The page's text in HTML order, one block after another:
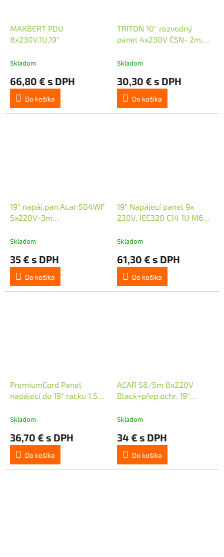
MAXBERT PDU
8x230V,1U,19''
Skladom
66,80 € s DPH
Do košíka
TRITON 10" rozvodný
panel 4x230V ČSN- 2m,
Skladom
30,30 € s DPH
Do košíka
19" napáj.pan.Acar 504WF
5x220V-3m
Skladom
35 € s DPH
Do košíka
19" Napájecí panel 9x
230V, IEC320 C14 1U M6
Skladom
61,30 € s DPH
Do košíka
PremiumCord Panel
napájecí do 19" racku 1.5U,
Skladom
36,70 € s DPH
Do košíka
ACAR S8/5m 8x220V
Black+přep.ochr. 19"
Skladom
34 € s DPH
Do košíka